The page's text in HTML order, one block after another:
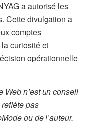
a autorisé les
Cette divulgation a
comptes
curiosité et
opérationnelle
Web n’est un conseil
pas
ou de l’auteur.